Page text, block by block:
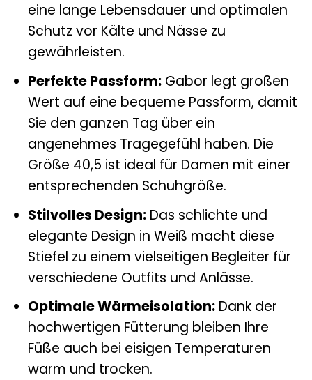
eine lange Lebensdauer und optimalen
Schutz vor Kälte und Nässe zu
gewährleisten.
Perfekte Passform:Gabor legt großen
Wert auf eine bequeme Passform, damit
Sie den ganzen Tag über ein
angenehmes Tragegefühl haben. Die
Größe 40,5 ist ideal für Damen mit einer
entsprechenden Schuhgröße.
Stilvolles Design:Das schlichte und
elegante Design in Weiß macht diese
Stiefel zu einem vielseitigen Begleiter für
verschiedene Outfits und Anlässe.
Optimale Wärmeisolation:Dank der
hochwertigen Fütterung bleiben Ihre
Füße auch bei eisigen Temperaturen
warm und trocken.